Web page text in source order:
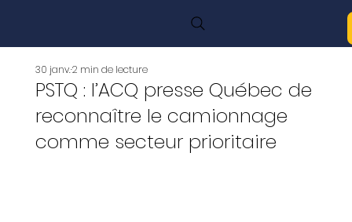
PSTQ : l’ACQ presse Québec de
reconnaître le camionnage
comme secteur prioritaire
30 janv.2 min de lecture